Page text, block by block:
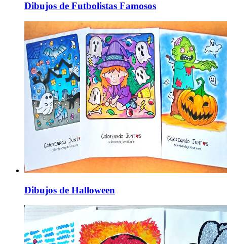
Dibujos de Futbolistas Famosos
Dibujos de Halloween